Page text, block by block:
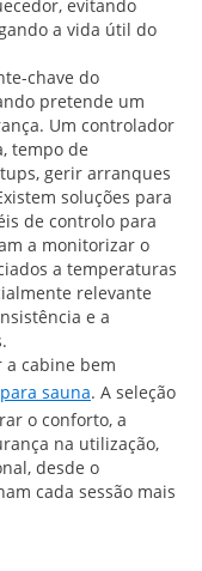
evitando
a vida útil do
chave do
pretende um
Um controlador
tempo de
gerir arranques
soluções para
de controlo para
a monitorizar o
a temperaturas
relevante
e a
a cabine bem
sauna. A seleção
o conforto, a
na utilização,
desde o
cada sessão mais